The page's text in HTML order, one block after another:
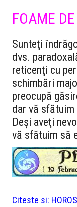
FOAME
Sunteţi
dvs.
reticenţi cu
schimbări
preocupă
dar vă sfătuim
Deşi aveţi
vă sfătuim să
Citeste si: